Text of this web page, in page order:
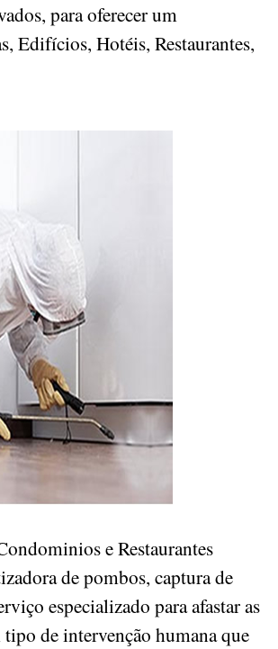
para oferecer um
Edifícios, Hotéis, Restaurantes,
e Restaurantes
de pombos, captura de
especializado para afastar as
de intervenção humana que